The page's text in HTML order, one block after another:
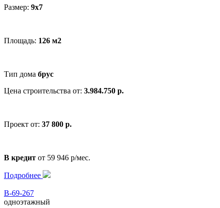
Размер: 9x7
Площадь: 126 м2
Тип дома брус
Цена строительства от: 3.984.750 р.
Проект от: 37 800 р.
В кредит от 59 946 р/мес.
Подробнее
В-69-267
одноэтажный